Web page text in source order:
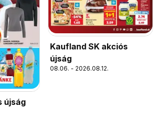
újság
Kaufland SK akciós
újság
08.06. - 2026.08.12.